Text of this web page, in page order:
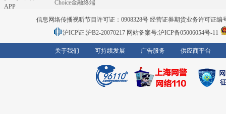
APP
Choice金融终端
信息网络传播视听节目许可证：0908328号 经营证券期货业务许可证编
沪ICP证:沪B2-20070217 网站备案号:沪ICP备05006054号-11
关于我们 可持续发展 广告服务 供应商平台